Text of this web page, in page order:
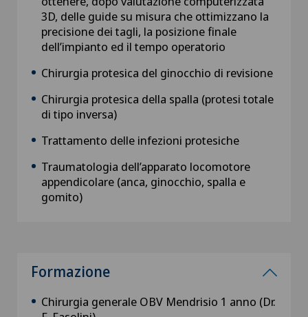
3D, delle guide su misura che ottimizzano la
precisione dei tagli, la posizione finale
dell’impianto ed il tempo operatorio
Chirurgia protesica del ginocchio di revisione
Chirurgia protesica della spalla (protesi totale
di tipo inversa)
Trattamento delle infezioni protesiche
Traumatologia dell’apparato locomotore
appendicolare (anca, ginocchio, spalla e
gomito)
Formazione
Chirurgia generale OBV Mendrisio 1 anno (Dr.